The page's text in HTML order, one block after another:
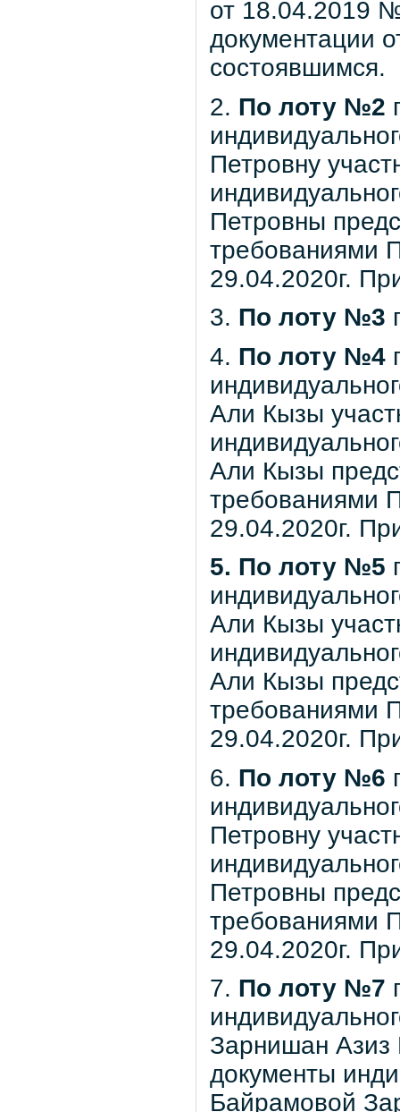
от 18.04.2019
документации
состоявшимся.
2. По лоту №2
Петровну
Петровны
требованиями
29.04.2020г.
3. По лоту №3
4. По лоту №4
Али Кызы
Али Кызы
требованиями
29.04.2020г.
5. По лоту №5
Али Кызы
Али Кызы
требованиями
29.04.2020г.
6. По лоту №6
Петровну
Петровны
требованиями
29.04.2020г.
7. По лоту №7
Зарнишан Азиз
документы
Байрамовой